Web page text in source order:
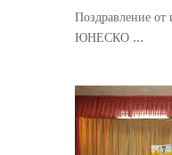
Поздравление от
ЮНЕСКО ...